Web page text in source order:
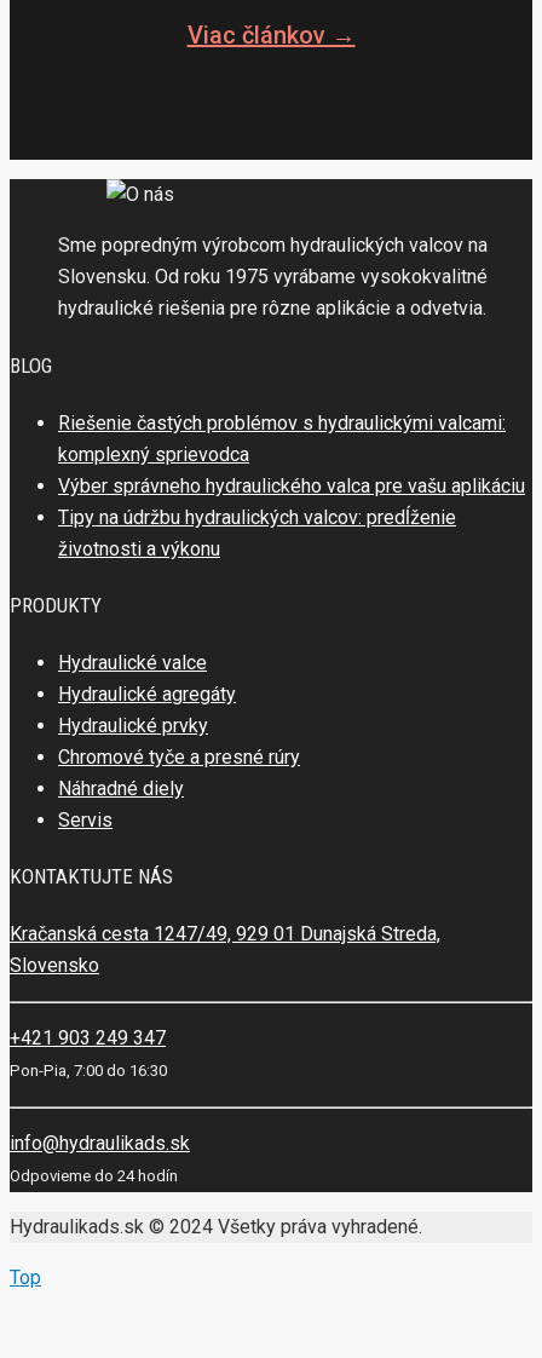
Viac článkov →
Sme popredným výrobcom hydraulických valcov na
Slovensku. Od roku 1975 vyrábame vysokokvalitné
hydraulické riešenia pre rôzne aplikácie a odvetvia.
BLOG
Riešenie častých problémov s hydraulickými valcami:
komplexný sprievodca
Výber správneho hydraulického valca pre vašu aplikáciu
Tipy na údržbu hydraulických valcov: predĺženie
životnosti a výkonu
PRODUKTY
Hydraulické valce
Hydraulické agregáty
Hydraulické prvky
Chromové tyče a presné rúry
Náhradné diely
Servis
KONTAKTUJTE NÁS
Kračanská cesta 1247/49, 929 01 Dunajská Streda,
Slovensko
+421 903 249 347
Pon-Pia, 7:00 do 16:30
info@hydraulikads.sk
Odpovieme do 24 hodín
Hydraulikads.sk © 2024 Všetky práva vyhradené.
Top